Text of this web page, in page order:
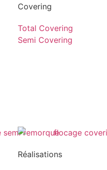
Covering
Total Covering
Semi Covering
Réalisations